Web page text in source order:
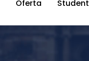
Oferta Student